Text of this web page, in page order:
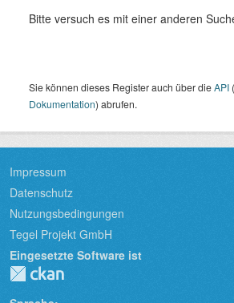
Bitte versuch es mit einer anderen
Sie können dieses Register auch über dieAPI
Dokumentation) abrufen.
Impressum
Datenschutz
Nutzungsbedingungen
Tegel Projekt GmbH
Eingesetzte Software ist